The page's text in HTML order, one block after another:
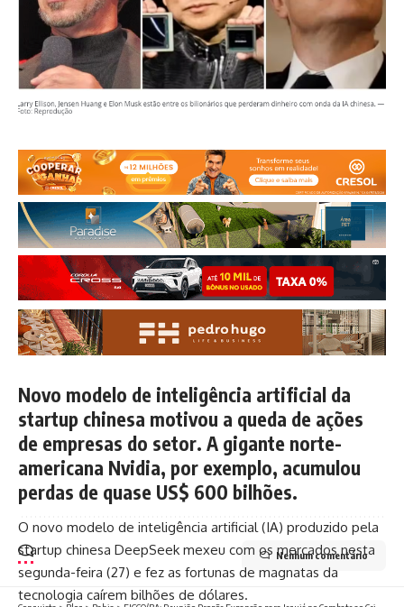
Novo modelo de inteligência artificial da
startup chinesa motivou a queda de ações
de empresas do setor. A gigante norte-
americana Nvidia, por exemplo, acumulou
perdas de quase US$ 600 bilhões.
O novo modelo de inteligência artificial (IA) produzido pela
startup chinesa DeepSeek mexeu com os mercados nesta
segunda-feira (27) e fez as fortunas de magnatas da
tecnologia caírem bilhões de dólares.
Nenhum comentário